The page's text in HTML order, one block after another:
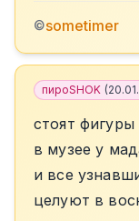
©sometimer
пироSHOK (
стоят фигуры
в музее у
и все
целуют в